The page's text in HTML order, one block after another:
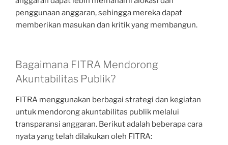
penggunaan anggaran, sehingga mereka dapat
memberikan masukan dan kritik yang membangun.
Bagaimana FITRA Mendorong
Akuntabilitas Publik?
FITRA menggunakan berbagai strategi dan kegiatan
untuk mendorong akuntabilitas publik melalui
transparansi anggaran. Berikut adalah beberapa cara
nyata yang telah dilakukan oleh FITRA: